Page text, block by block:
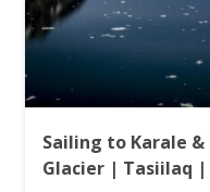
Sailing to Karale &
Glacier | Tasiilaq |